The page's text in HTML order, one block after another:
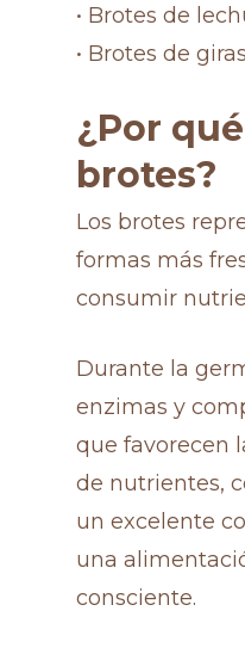
• Brotes de
• Brotes de
¿Por
brotes?
Los brotes
formas más
consumir
Durante la
enzimas y
que favorecen
de nutrientes,
un excelente
una
consciente.